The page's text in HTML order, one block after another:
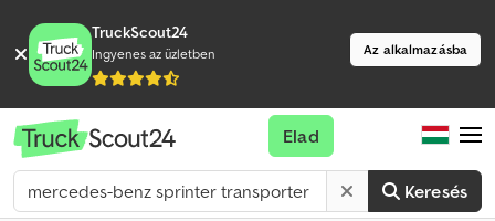
TruckScout24
Ingyenes az üzletben Az alkalmazásba
Keresés
Elad